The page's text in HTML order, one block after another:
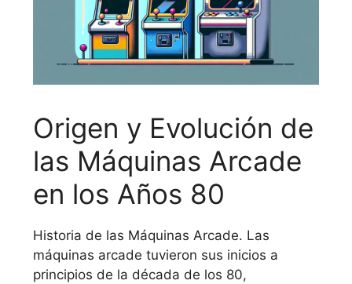
Origen y Evolución de
las Máquinas Arcade
en los Años 80
Historia de las Máquinas Arcade. Las
máquinas arcade tuvieron sus inicios a
principios de la década de los 80,